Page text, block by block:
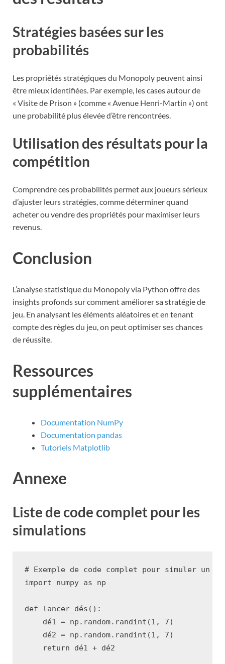
Stratégies basées sur les
probabilités
Les propriétés stratégiques du Monopoly peuvent ainsi
être mieux identifiées. Par exemple, les cases autour de
« Visite de Prison » (comme « Avenue Henri-Martin ») ont
une probabilité plus élevée d’être rencontrées.
Utilisation des résultats pour la
compétition
Comprendre ces probabilités permet aux joueurs sérieux
d’ajuster leurs stratégies, comme déterminer quand
acheter ou vendre des propriétés pour maximiser leurs
revenus.
Conclusion
L’analyse statistique du Monopoly via Python offre des
insights profonds sur comment améliorer sa stratégie de
jeu. En analysant les éléments aléatoires et en tenant
compte des règles du jeu, on peut optimiser ses chances
de réussite.
Ressources
supplémentaires
Documentation NumPy
Documentation pandas
Tutoriels Matplotlib
Annexe
Liste de code complet pour les
simulations
# Exemple de code complet pour simuler un
import
numpy as np
def lancer_dés ():
dé1 = np . random. randint (1 , 7)
dé2 = np . random. randint (1 , 7)
return
dé1 + dé2